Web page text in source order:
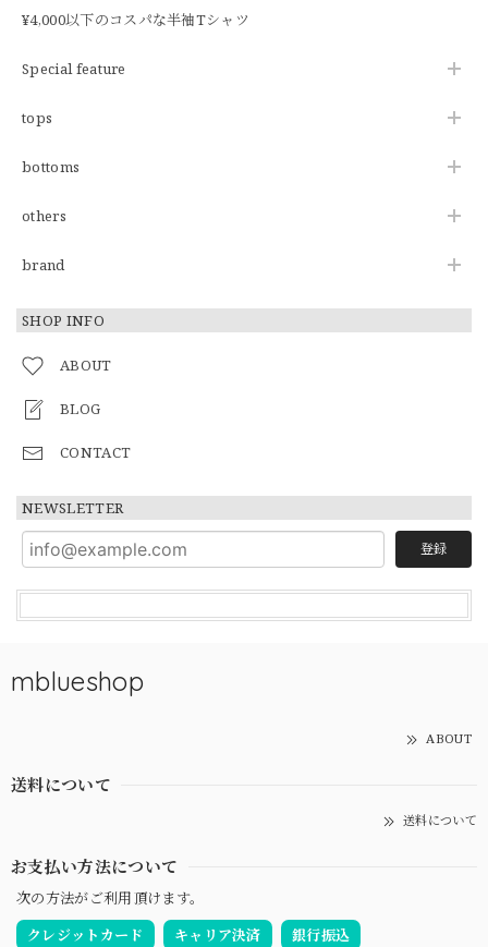
¥4,000以下のコスパな半袖Tシャツ
Special feature
tops
bottoms
others
brand
SHOP INFO
ABOUT
BLOG
CONTACT
NEWSLETTER
登録
mblueshop
ABOUT
送料について
送料について
お支払い方法について
次の方法がご利用頂けます。
クレジットカード
キャリア決済 銀行振込